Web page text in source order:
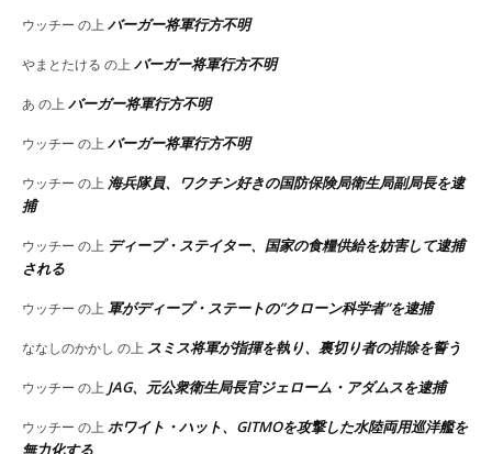
ウッチー の上バーガー将軍行方不明
やまとたける の上バーガー将軍行方不明
あ の上バーガー将軍行方不明
ウッチー の上バーガー将軍行方不明
ウッチー の上 海兵隊員、ワクチン好きの国防保険局衛生局副局長を逮
捕
ウッチー の上 ディープ・ステイター、国家の食糧供給を妨害して逮捕
される
ウッチー の上軍がディープ・ステートの”クローン科学者”を逮捕
ななしのかかし の上 スミス将軍が指揮を執り、裏切り者の排除を誓う
ウッチー の上 JAG、元公衆衛生局長官ジェローム・アダムスを逮捕
ウッチー の上ホワイト・ハット、GITMOを攻撃した水陸両用巡洋艦を